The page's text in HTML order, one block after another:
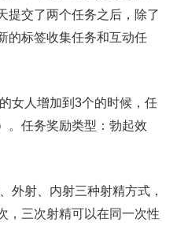
提交了两个任务之后，除了
的标签收集任务和互动任
女人增加到3个的时候，任
。任务奖励类型：勃起效
外射、内射三种射精方式，
，三次射精可以在同一次性